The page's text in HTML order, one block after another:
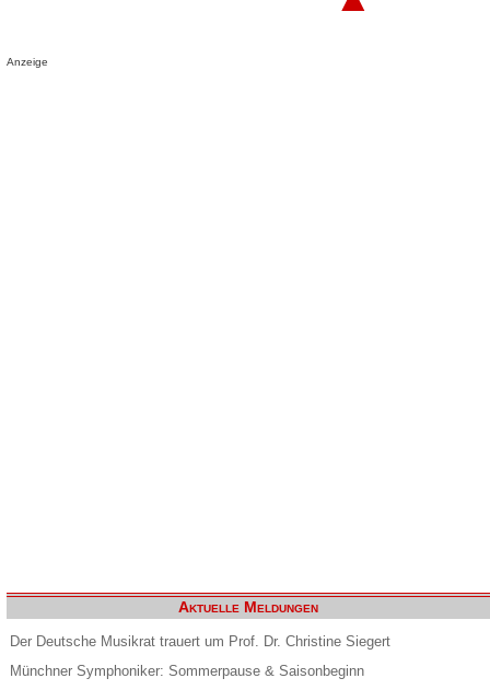
Anzeige
Aktuelle Meldungen
Der Deutsche Musikrat trauert um Prof. Dr. Christine Siegert
Münchner Symphoniker: Sommerpause & Saisonbeginn